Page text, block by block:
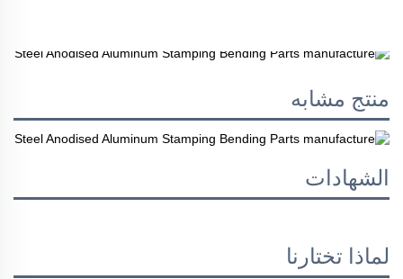
منتج مشابه
الشهادات
لماذا تختارنا